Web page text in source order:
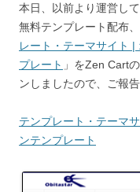
本日、以前より運営し
無料テンプレート配布
レート・テーマサイト
プレート 」をZen Cart
ンしましたので、ご報
テンプレート・テーマ
ンテンプレート